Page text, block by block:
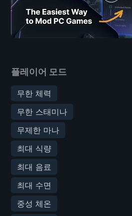
플레이어 모드
무한 체력
무한 스태미나
무제한 마나
최대 식량
최대 음료
최대 수면
중성 체온